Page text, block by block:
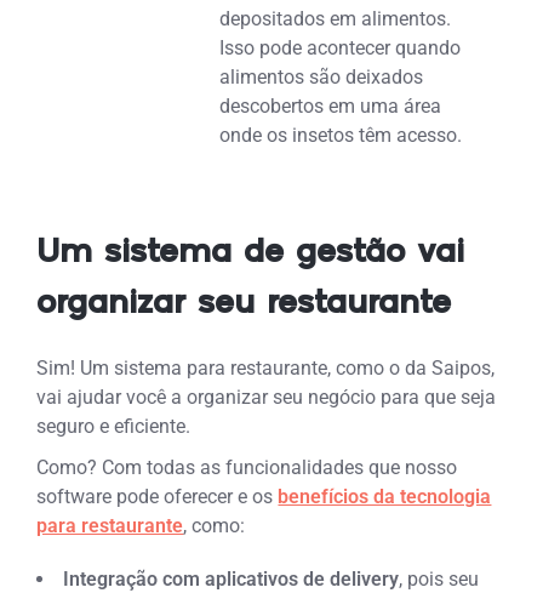
depositados em alimentos.
Isso pode acontecer quando
alimentos são deixados
descobertos em uma área
onde os insetos têm acesso.
Um sistema de gestão vai
organizar seu restaurante
Sim! Um sistema para restaurante, como o da Saipos,
vai ajudar você a organizar seu negócio para que seja
seguro e eficiente.
Como? Com todas as funcionalidades que nosso
software pode oferecer e os benefícios da tecnologia
para restaurante, como:
Integração com aplicativos de delivery, pois seu